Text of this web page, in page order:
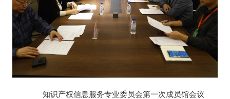
知识产权信息服务专业委员会第一次成员馆会议